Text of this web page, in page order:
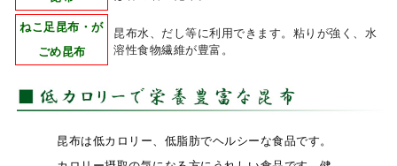
ねこ足昆布・が
ごめ昆布
昆布水、だし等に利用できます。粘りが強く、水
溶性食物繊維が豊富。
昆布は低カロリー、低脂肪でヘルシーな食品です。